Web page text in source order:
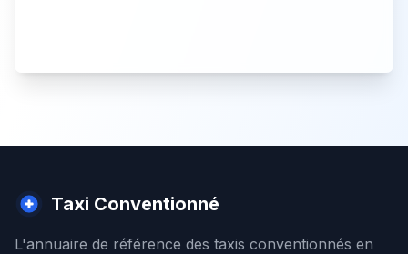
Taxi Conventionné
L'annuaire de référence des taxis conventionnés en